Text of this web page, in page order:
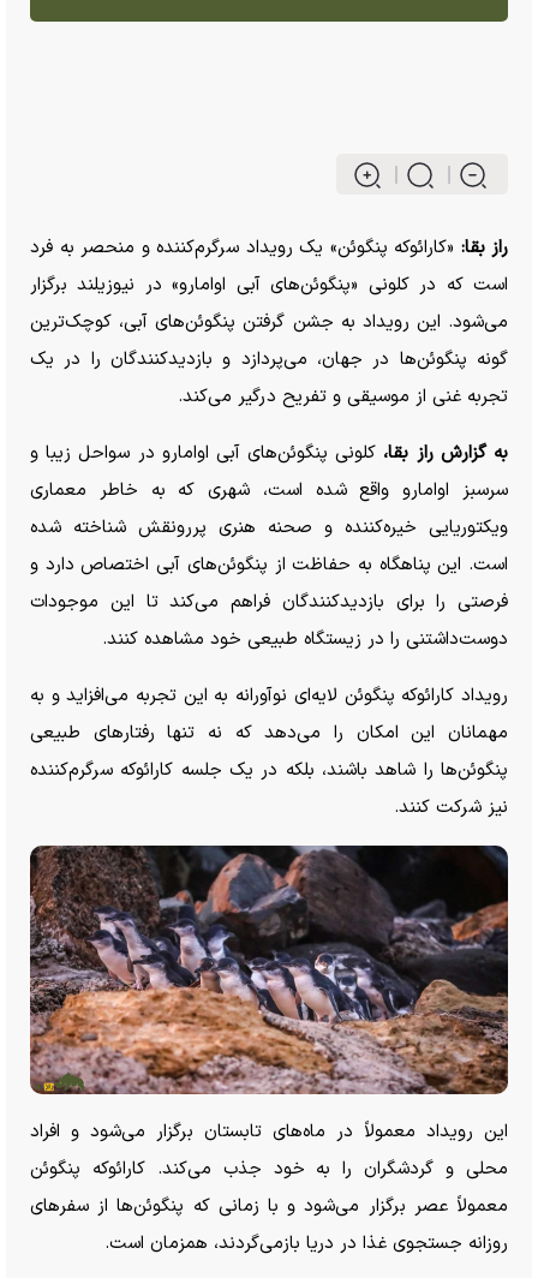
راز بقا: «کارائوکه پنگوئن» یک رویداد سرگرم‌کننده و منحصر به فرد
است که در کلونی «پنگوئن‌های آبی اوامارو» در نیوزیلند برگزار
می‌شود. این رویداد به جشن گرفتن پنگوئن‌های آبی، کوچک‌ترین
گونه پنگوئن‌ها در جهان، می‌پردازد و بازدیدکنندگان را در یک
تجربه غنی از موسیقی و تفریح درگیر می‌کند.
به گزارش راز بقا، کلونی پنگوئن‌های آبی اوامارو در سواحل زیبا و
سرسبز اوامارو واقع شده است، شهری که به خاطر معماری
ویکتوریایی خیره‌کننده و صحنه هنری پررونقش شناخته شده
است. این پناهگاه به حفاظت از پنگوئن‌های آبی اختصاص دارد و
فرصتی را برای بازدیدکنندگان فراهم می‌کند تا این موجودات
دوست‌داشتنی را در زیستگاه طبیعی خود مشاهده کنند.
رویداد کارائوکه پنگوئن لایه‌ای نوآورانه به این تجربه می‌افزاید و به
مهمانان این امکان را می‌دهد که نه تنها رفتار‌های طبیعی
پنگوئن‌ها را شاهد باشند، بلکه در یک جلسه کارائوکه سرگرم‌کننده
نیز شرکت کنند.
این رویداد معمولاً در ماه‌های تابستان برگزار می‌شود و افراد
محلی و گردشگران را به خود جذب می‌کند. کارائوکه پنگوئن
معمولاً عصر برگزار می‌شود و با زمانی که پنگوئن‌ها از سفر‌های
روزانه جستجوی غذا در دریا بازمی‌گردند، همزمان است.